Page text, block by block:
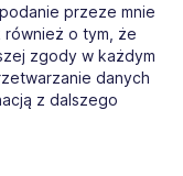
przeze mnie
o tym, że
zgody w każdym
danych
z dalszego